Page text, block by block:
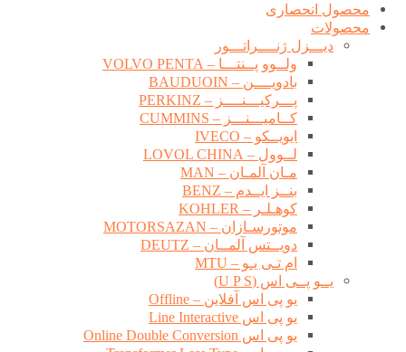
محصول انحصاری
محصولات
دیـــزل ژنــــراتـــور
ولــوو پــنتـــا – VOLVO PENTA
بادویــــن – BAUDUOIN
پـــرکیـــنــــز – PERKINZ
کــامیـــنـــز – CUMMINS
ایویــکو – IVECO
لــوول – LOVOL CHINA
مـان آلمـان – MAN
بنــز ایــدم – BENZ
کوهـلـر – KOHLER
موتورسـازان – MOTORSAZAN
دویــتس آلمــان – DEUTZ
ام تـی یـو – MTU
یــو پــی اس (U P S)
یو پی اس آفلاین – Offline
یو پی اس Line Interactive
یو پی اس Online Double Conversion